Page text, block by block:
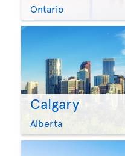
Ontario
Calgary
Alberta